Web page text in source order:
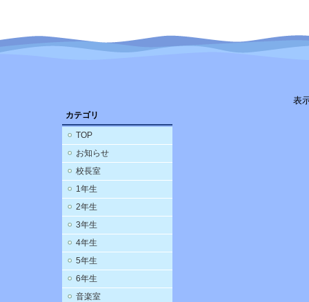
カテゴリ
TOP
お知らせ
校長室
1年生
2年生
3年生
4年生
5年生
6年生
音楽室
表